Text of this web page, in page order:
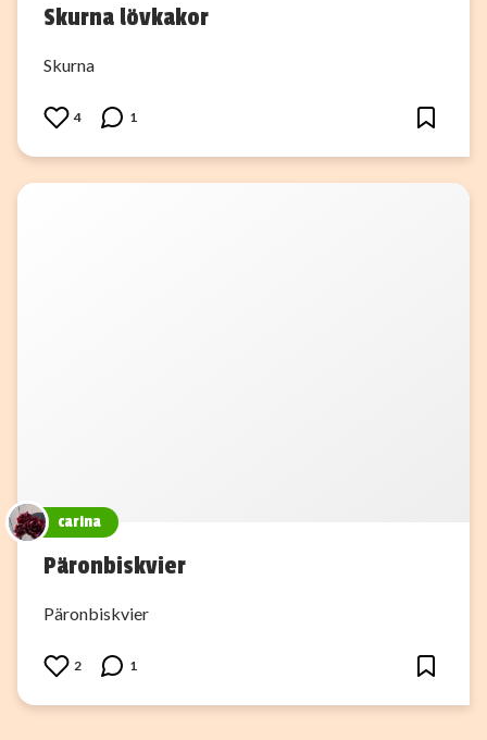
Skurna lövkakor
Skurna
4 1
carina
Päronbiskvier
Päronbiskvier
2 1